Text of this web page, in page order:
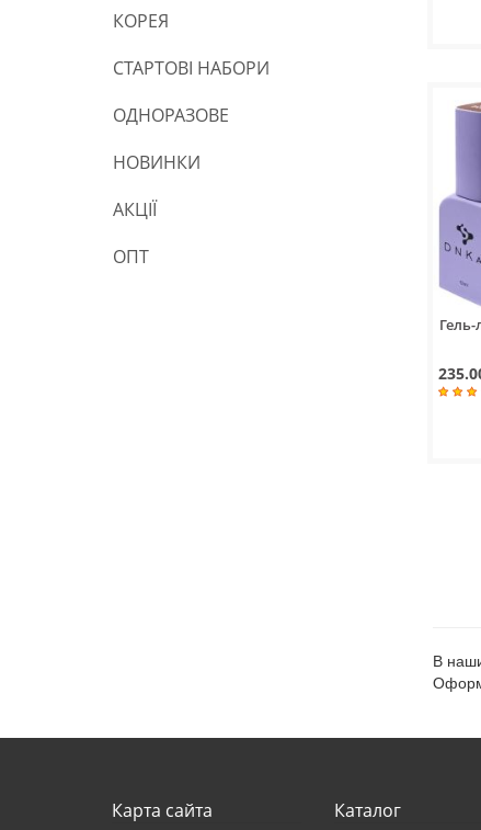
КОРЕЯ
СТАРТОВІ НАБОРИ
ОДНОРАЗОВЕ
НОВИНКИ
АКЦІЇ
ОПТ
В
Карта сайта Каталог